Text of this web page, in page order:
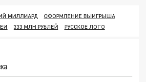
МИЛЛИАРД
ОФОРМЛЕНИЕ ВЫИГРЫША
333 МЛН РУБЛЕЙ РУССКОЕ ЛОТО